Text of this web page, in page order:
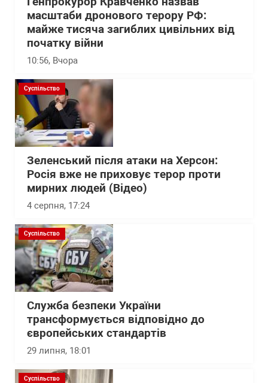
масштаби дронового терору РФ:
майже тисяча загиблих цивільних від
початку війни
10:56, Вчора
Суспільство
Зеленський після атаки на Херсон:
Росія вже не приховує терор проти
мирних людей (Відео)
4 серпня, 17:24
Суспільство
Служба безпеки України
трансформується відповідно до
європейських стандартів
29 липня, 18:01
Суспільство